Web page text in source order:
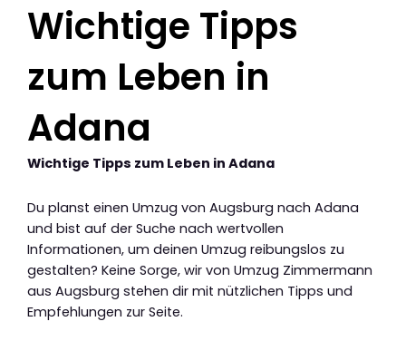
Wichtige Tipps
zum Leben in
Adana
Wichtige Tipps zum Leben in Adana
Du planst einen Umzug von Augsburg nach Adana
und bist auf der Suche nach wertvollen
Informationen, um deinen Umzug reibungslos zu
gestalten? Keine Sorge, wir von Umzug Zimmermann
aus Augsburg stehen dir mit nützlichen Tipps und
Empfehlungen zur Seite.